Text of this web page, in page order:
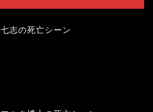
七志の死亡シーン